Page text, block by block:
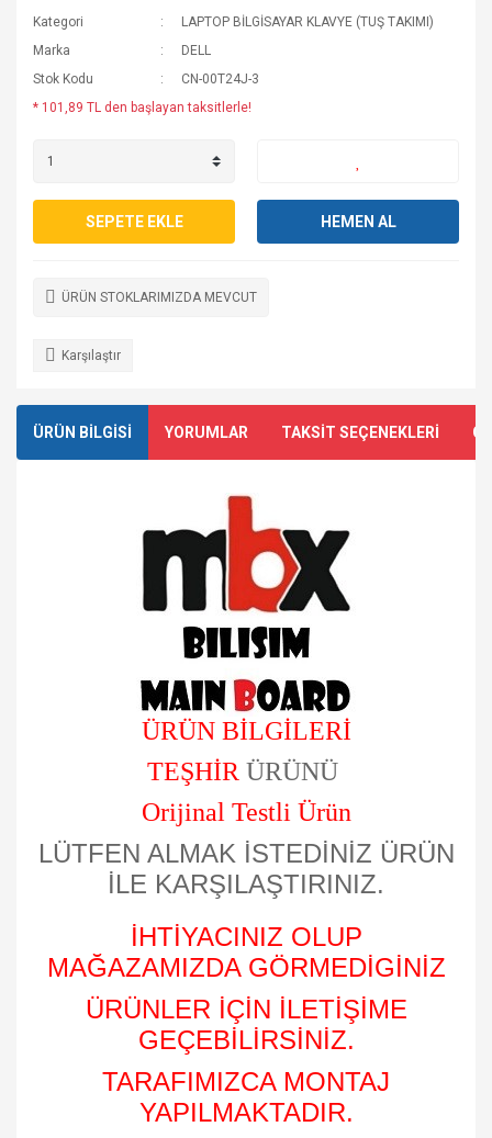
Kategori
LAPTOP BİLGİSAYAR KLAVYE (TUŞ TAKIMI)
Marka
DELL
Stok Kodu
CN-00T24J-3
* 101,89 TL den başlayan taksitlerle!
SEPETE EKLE HEMEN AL
ÜRÜN STOKLARIMIZDA MEVCUT
Karşılaştır
ÜRÜN BİLGİSİ YORUMLAR TAKSİT SEÇENEKLERİ
ÜRÜN BİLGİLERİ
TEŞHİR ÜRÜNÜ
Orijinal Testli Ürün
LÜTFEN ALMAK İSTEDİNİZ ÜRÜN
İLE KARŞILAŞTIRINIZ.
İHTİYACINIZ OLUP
MAĞAZAMIZDA GÖRMEDİGİNİZ
ÜRÜNLER İÇİN İLETİŞİME
GEÇEBİLİRSİNİZ.
TARAFIMIZCA MONTAJ
YAPILMAKTADIR.